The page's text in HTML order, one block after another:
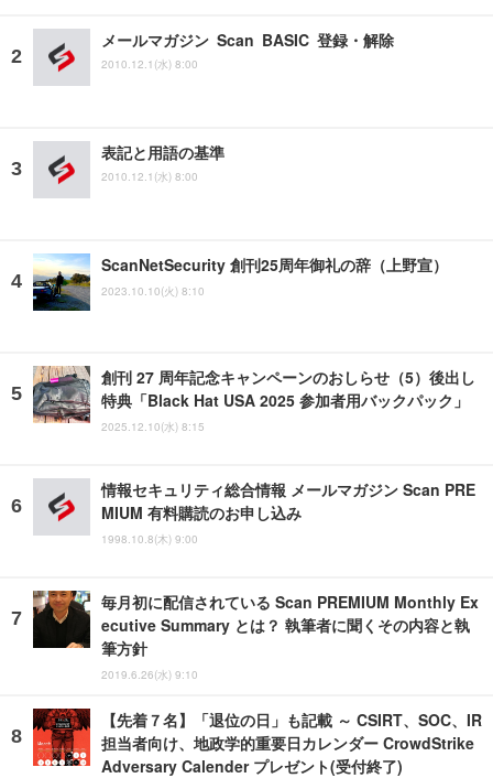
メールマガジン Scan BASIC 登録・解除
2010.12.1(水) 8:00
表記と用語の基準
2010.12.1(水) 8:00
ScanNetSecurity 創刊25周年御礼の辞（上野宣）
2023.10.10(火) 8:10
創刊 27 周年記念キャンペーンのおしらせ（5）後出し
特典「Black Hat USA 2025 参加者用バックパック」
2025.12.10(水) 8:15
情報セキュリティ総合情報 メールマガジン Scan PRE
MIUM 有料購読のお申し込み
1998.10.8(木) 9:00
毎月初に配信されている Scan PREMIUM Monthly Ex
ecutive Summary とは？ 執筆者に聞くその内容と執
筆方針
2019.6.26(水) 9:10
【先着７名】「退位の日」も記載 ～ CSIRT、SOC、IR
担当者向け、地政学的重要日カレンダー CrowdStrike
Adversary Calender プレゼント(受付終了)